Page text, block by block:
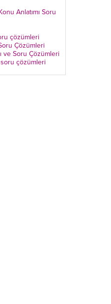
Anlatımı Soru
çözümleri
Çözümleri
ve Soru Çözümleri
soru çözümleri